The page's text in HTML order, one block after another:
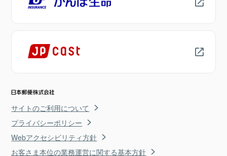
サイトのご利用について
プライバシーポリシー
Webアクセシビリティ方針
お客さま本位の業務運営に関する基本方針